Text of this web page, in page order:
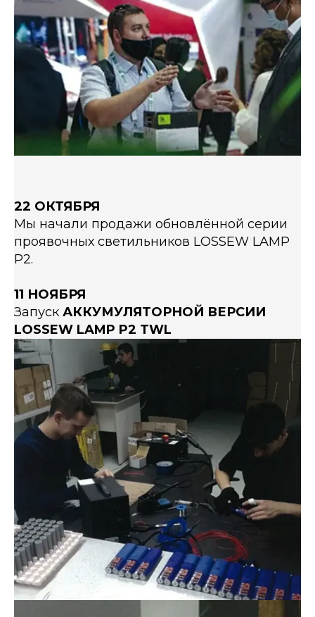
22 ОКТЯБРЯ
Мы начали продажи обновлённой серии
проявочных светильников LOSSEW LAMP
P2.
11 НОЯБРЯ
Запуск АККУМУЛЯТОРНОЙ ВЕРСИИ
LOSSEW LAMP P2 TWL